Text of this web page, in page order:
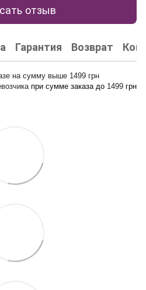
отзыв
Гарантия Возврат
на сумму выше 1499 грн
при сумме заказа до 1499 грн